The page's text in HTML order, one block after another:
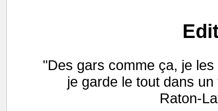
"Des gars comme ça, je
je garde le tout dans
Raton-